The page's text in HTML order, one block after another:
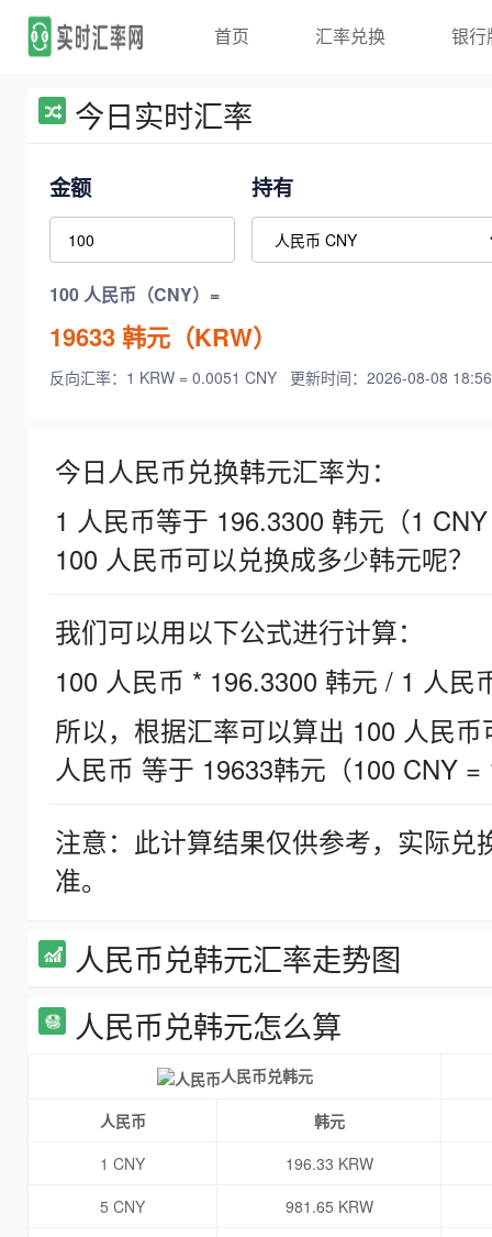
首页 汇率兑换 银行
今日实时汇率
金额 持有
100 人民币（CNY）=
19633韩元（KRW）
反向汇率：1 KRW = 0.0051 CNY 更新时间：2026-08-08
今日人民币兑换韩元汇率为：
1 人民币等于 196.3300 韩元（1
100 人民币可以兑换成多少韩元呢？
我们可以用以下公式进行计算：
100 人民币 * 196.3300 韩元 / 1 人民
所以，根据汇率可以算出 100 人民
人民币 等于 19633韩元（100 CNY =
注意：此计算结果仅供参考，实际
准。
人民币兑韩元汇率走势图
人民币兑韩元怎么算
人民币兑韩元
人民币
韩元
1 CNY
196.33 KRW
5 CNY
981.65 KRW